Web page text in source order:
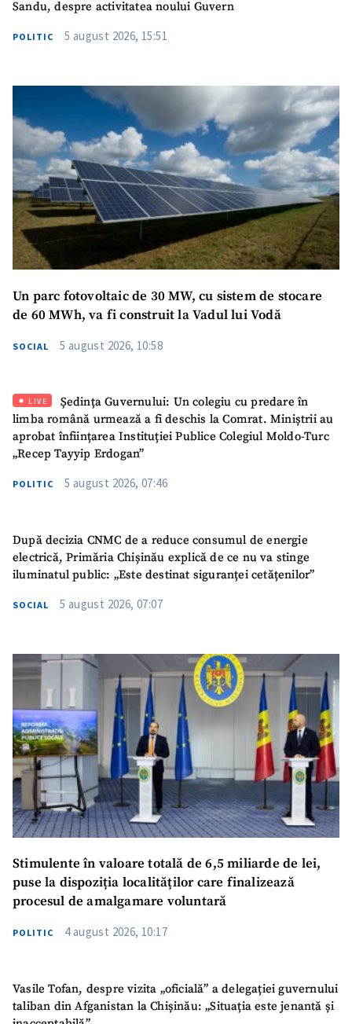
Sandu, despre activitatea noului Guvern
POLITIC 5 august 2026, 15:51
Un parc fotovoltaic de 30 MW, cu sistem de stocare
de 60 MWh, va fi construit la Vadul lui Vodă
SOCIAL 5 august 2026, 10:58
LIVE
Ședința Guvernului: Un colegiu cu predare în
limba română urmează a fi deschis la Comrat. Miniștrii au
aprobat înființarea Instituției Publice Colegiul Moldo-Turc
„Recep Tayyip Erdogan”
POLITIC 5 august 2026, 07:46
După decizia CNMC de a reduce consumul de energie
electrică, Primăria Chișinău explică de ce nu va stinge
iluminatul public: „Este destinat siguranței cetățenilor”
SOCIAL 5 august 2026, 07:07
Stimulente în valoare totală de 6,5 miliarde de lei,
puse la dispoziția localităților care finalizează
procesul de amalgamare voluntară
POLITIC 4 august 2026, 10:17
Vasile Tofan, despre vizita „oficială” a delegației guvernului
taliban din Afganistan la Chișinău: „Situația este jenantă și
Nume+ Numele meu
+ Emailul meu
Telefon
+ Telefon personal
Am citit și sunt de
confidențialitate.